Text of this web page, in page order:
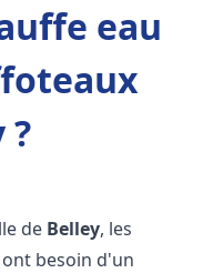
eau
?
de Belley, les
besoin d'un